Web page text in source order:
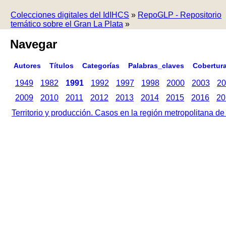
Colecciones digitales del IdIHCS » RepoGLP - Repositorio
temático sobre el Gran La Plata »
Navegar
Autores Títulos Categorías Palabras_claves
1949 1982 1991 1992 1997 1998 2000 2003
2009
2010 2011 2012 2013 2014 2015 2016
Territorio y producción. Casos en la región metropolitana